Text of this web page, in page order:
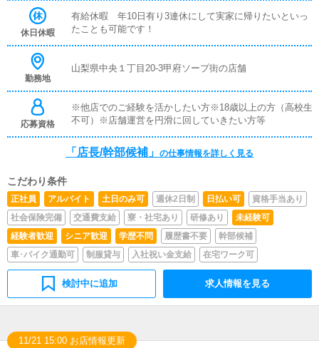
ール確認◎その他清掃や備品管理等、店舗運営のサポート
業務受付業務がメインとなります。業務全般に慣れていた
休日休暇
有給休暇 年10日有り3連休にして実家に帰りたいといっ
たことも可能です！
勤務地
山梨県中央１丁目20-3甲府ソープ街の店舗
応募資格
※他店でのご経験を活かしたい方※18歳以上の方（高校生
不可）※店舗運営を円滑に回していきたい方等
「店長/幹部候補」 の仕事情報を詳しく見る
こだわり条件
正社員 アルバイト 土日のみ可 週休2日制 日払い可
資格手当あり
社会保険完備
交通費支給 寮・社宅あり 研修あり
未経験可
経験者歓迎
シニア歓迎 学歴不問 履歴書不要
幹部候補
車･バイク通勤可
制服貸与 入社祝い金支給 在宅ワーク可
検討中に追加 求人情報を見る
11/21 15:00 お店情報更新